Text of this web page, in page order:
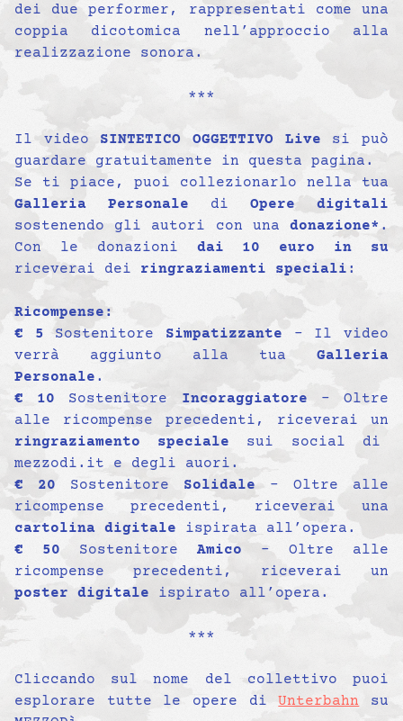
dei due performer, rappresentati come una
coppia dicotomica nell’approccio alla
realizzazione sonora.
***
Il video SINTETICO OGGETTIVO Live si può
guardare gratuitamente in questa pagina.
Se ti piace, puoi collezionarlo nella tua
Galleria Personale di Opere digitali
sostenendo gli autori con una donazione* .
Con le donazioni dai 10 euro in su
riceverai dei ringraziamenti speciali :
Ricompense:
€ 5 Sostenitore Simpatizzante – Il video
verrà aggiunto alla tua Galleria
Personale .
€ 10 Sostenitore Incoraggiatore – Oltre
alle ricompense precedenti, riceverai un
ringraziamento speciale sui social di
mezzodi.it e degli auori.
€ 20 Sostenitore Solidale – Oltre alle
ricompense precedenti, riceverai una
cartolina digitale ispirata all’opera.
€ 50 Sostenitore Amico – Oltre alle
ricompense precedenti, riceverai un
poster digitale ispirato all’opera.
***
Cliccando sul nome del collettivo puoi
esplorare tutte le opere diUnterbahn su